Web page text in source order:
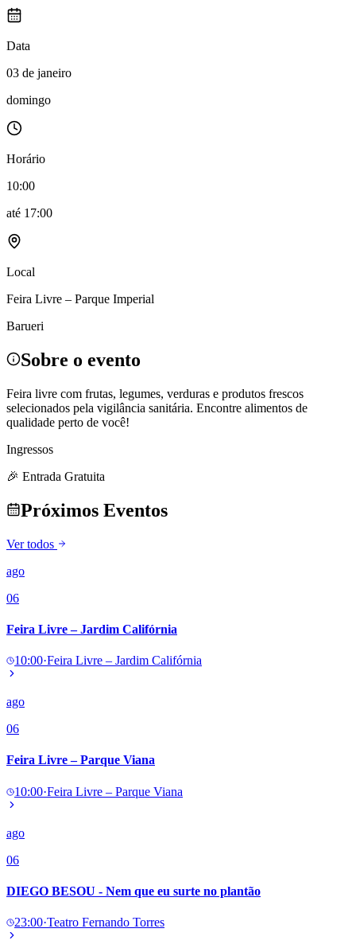
Data
03 de janeiro
domingo
Horário
10:00
até 17:00
Local
Feira Livre – Parque Imperial
Barueri
Sobre o evento
Feira livre com frutas, legumes, verduras e produtos frescos
selecionados pela vigilância sanitária. Encontre alimentos de
qualidade perto de você!
Ingressos
🎉 Entrada Gratuita
Próximos Eventos
Ver todos
ago
06
Feira Livre – Jardim Califórnia
10:00·Feira Livre – Jardim Califórnia
ago
06
Feira Livre – Parque Viana
10:00·Feira Livre – Parque Viana
ago
06
DIEGO BESOU - Nem que eu surte no plantão
23:00·Teatro Fernando Torres